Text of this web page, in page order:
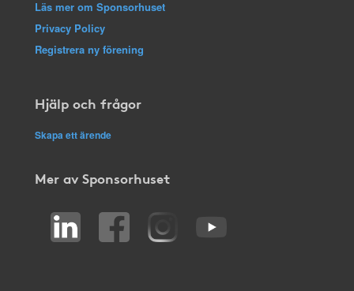
Läs mer om Sponsorhuset
Privacy Policy
Registrera ny förening
Hjälp och frågor
Skapa ett ärende
Mer av Sponsorhuset